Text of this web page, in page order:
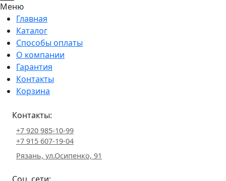
Меню
Главная
Каталог
Способы оплаты
О компании
Гарантия
Контакты
Корзина
Контакты:
+7 920 985-10-99
+7 915 607-19-04
Рязань, ул.Осипенко, 91